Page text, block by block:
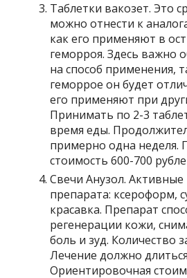
Таблетки вакозет. Это
можно отнести к
как его применяют в
геморроя. Здесь важно
на способ применения,
геморрое он будет
его применяют при
Принимать по 2-3
время еды.
примерно одна неделя.
стоимость 600-700
Свечи Анузол.
препарата: ксероформ,
красавка. Препарат
регенерации кожи,
боль и зуд. Количество
Лечение должно
Ориентировочная